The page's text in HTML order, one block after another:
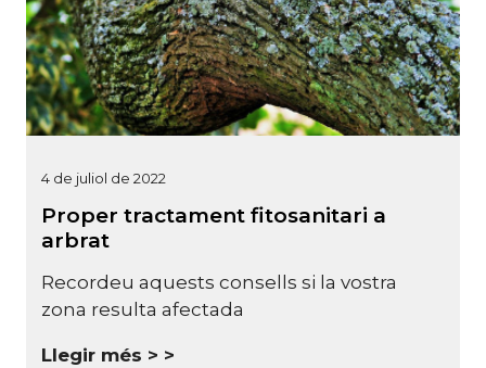
4 de juliol de 2022
Proper tractament fitosanitari a
arbrat
Recordeu aquests consells si la vostra
zona resulta afectada
Llegir més >